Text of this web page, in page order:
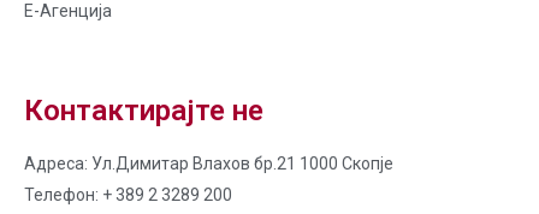
Е-Агенција
Контактирајте не
Адреса: Ул.Димитар Влахов бр.21 1000 Скопје
Телефон: + 389 2 3289 200